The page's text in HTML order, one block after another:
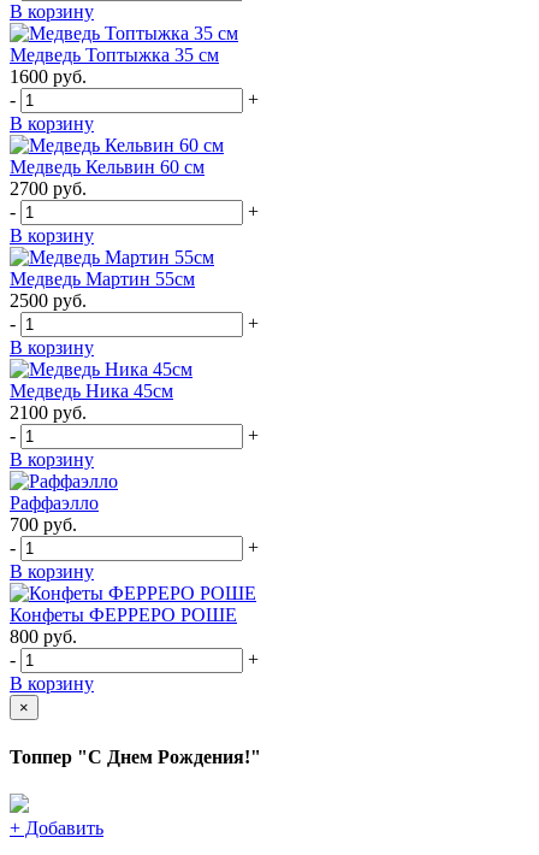
В корзину
Медведь Топтыжка 35 см
1600 руб.
-
+
В корзину
Медведь Кельвин 60 см
2700 руб.
-
+
В корзину
Медведь Мартин 55см
2500 руб.
-
+
В корзину
Медведь Ника 45см
2100 руб.
-
+
В корзину
Раффаэлло
700 руб.
-
+
В корзину
Конфеты ФЕРРЕРО РОШЕ
800 руб.
-
+
В корзину
×
Топпер "С Днем Рождения!"
+ Добавить